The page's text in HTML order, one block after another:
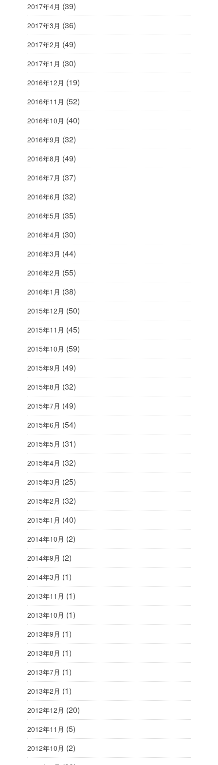
2017年4月 (39)
2017年3月 (36)
2017年2月 (49)
2017年1月 (30)
2016年12月 (19)
2016年11月 (52)
2016年10月 (40)
2016年9月 (32)
2016年8月 (49)
2016年7月 (37)
2016年6月 (32)
2016年5月 (35)
2016年4月 (30)
2016年3月 (44)
2016年2月 (55)
2016年1月 (38)
2015年12月 (50)
2015年11月 (45)
2015年10月 (59)
2015年9月 (49)
2015年8月 (32)
2015年7月 (49)
2015年6月 (54)
2015年5月 (31)
2015年4月 (32)
2015年3月 (25)
2015年2月 (32)
2015年1月 (40)
2014年10月 (2)
2014年9月 (2)
2014年3月 (1)
2013年11月 (1)
2013年10月 (1)
2013年9月 (1)
2013年8月 (1)
2013年7月 (1)
2013年2月 (1)
2012年12月 (20)
2012年11月 (5)
2012年10月 (2)